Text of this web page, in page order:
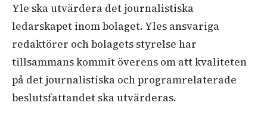
Yle ska utvärdera det journalistiska
ledarskapet inom bolaget. Yles ansvariga
redaktörer och bolagets styrelse har
tillsammans kommit överens om att kvaliteten
på det journalistiska och programrelaterade
beslutsfattandet ska utvärderas.